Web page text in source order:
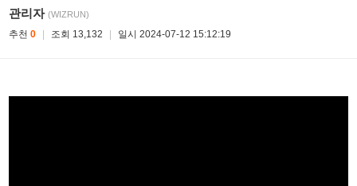
관리자 (WIZRUN)
추천 0 | 조회 13,132 | 일시 2024-07-12 15:12:19